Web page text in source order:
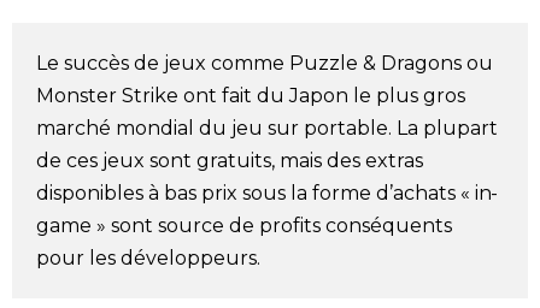
Culture
Gastronomie
Le japonais
En plus
Le succès de jeux comme Puzzle & Dragons ou
Monster Strike ont fait du Japon le plus gros
marché mondial du jeu sur portable. La plupart
de ces jeux sont gratuits, mais des extras
disponibles à bas prix sous la forme d’achats « in-
game » sont source de profits conséquents
pour les développeurs.